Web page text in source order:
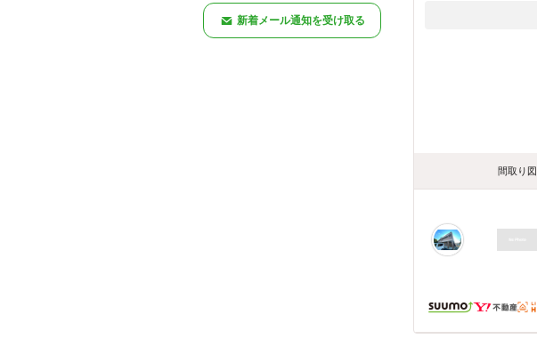
新着メール通知を受け取る
間取り図